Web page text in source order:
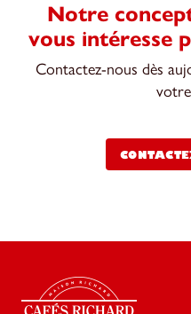
Notre
vous intéresse
Contactez-nous dès